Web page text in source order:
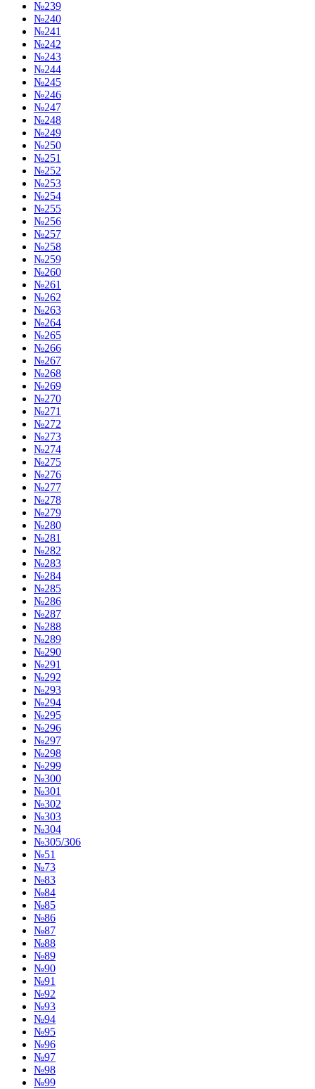
№239
№240
№241
№242
№243
№244
№245
№246
№247
№248
№249
№250
№251
№252
№253
№254
№255
№256
№257
№258
№259
№260
№261
№262
№263
№264
№265
№266
№267
№268
№269
№270
№271
№272
№273
№274
№275
№276
№277
№278
№279
№280
№281
№282
№283
№284
№285
№286
№287
№288
№289
№290
№291
№292
№293
№294
№295
№296
№297
№298
№299
№300
№301
№302
№303
№304
№305/306
№51
№73
№83
№84
№85
№86
№87
№88
№89
№90
№91
№92
№93
№94
№95
№96
№97
№98
№99